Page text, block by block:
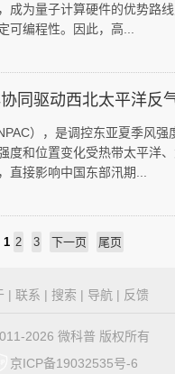
成为量子计算硬件的优势路
可编程性。因此，高...
同驱动西北太平洋反
），是调控东亚夏季风强
度和位置变化受热带太平洋
直接影响中国东部汛期...
1 2 3 下一页 尾页
| 联系 | 搜索 | 导航 | 反馈
2026 微科普 版权所有
京ICP备19032535号-6